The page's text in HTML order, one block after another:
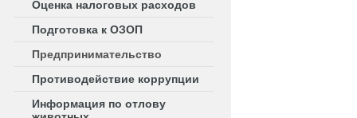
Оценка налоговых расходов
Подготовка к ОЗОП
Предпринимательство
Противодействие коррупции
Информация по отлову